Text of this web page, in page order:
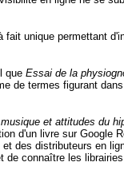
unique permettant
que Essai de la
termes figurant
et attitudes du
d'un livre sur Google
des distributeurs en
de connaître les